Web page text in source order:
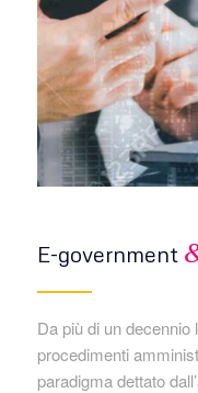
E-government
Da più di un
procedimenti
paradigma dettato